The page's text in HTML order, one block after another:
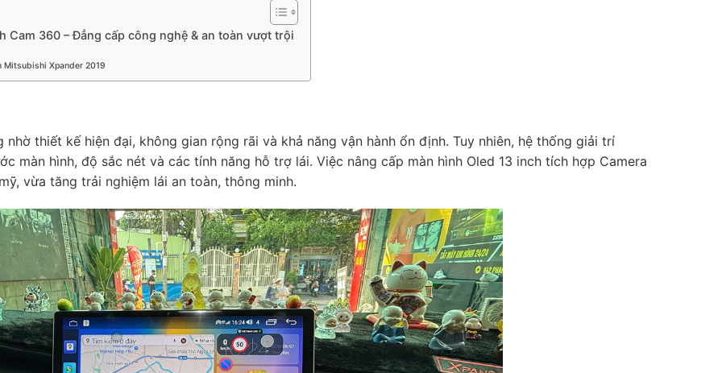
Cam 360 – Đẳng cấp công nghệ & an toàn vượt trội
Mitsubishi Xpander 2019
thiết kế hiện đại, không gian rộng rãi và khả năng vận hành ổn định. Tuy nhiên, hệ thống giải trí
màn hình, độ sắc nét và các tính năng hỗ trợ lái. Việc nâng cấp màn hình Oled 13 inch tích hợp Camera
vừa tăng trải nghiệm lái an toàn, thông minh.